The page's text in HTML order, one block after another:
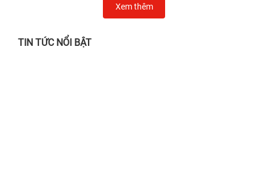
Xem thêm
TIN TỨC NỔI BẬT